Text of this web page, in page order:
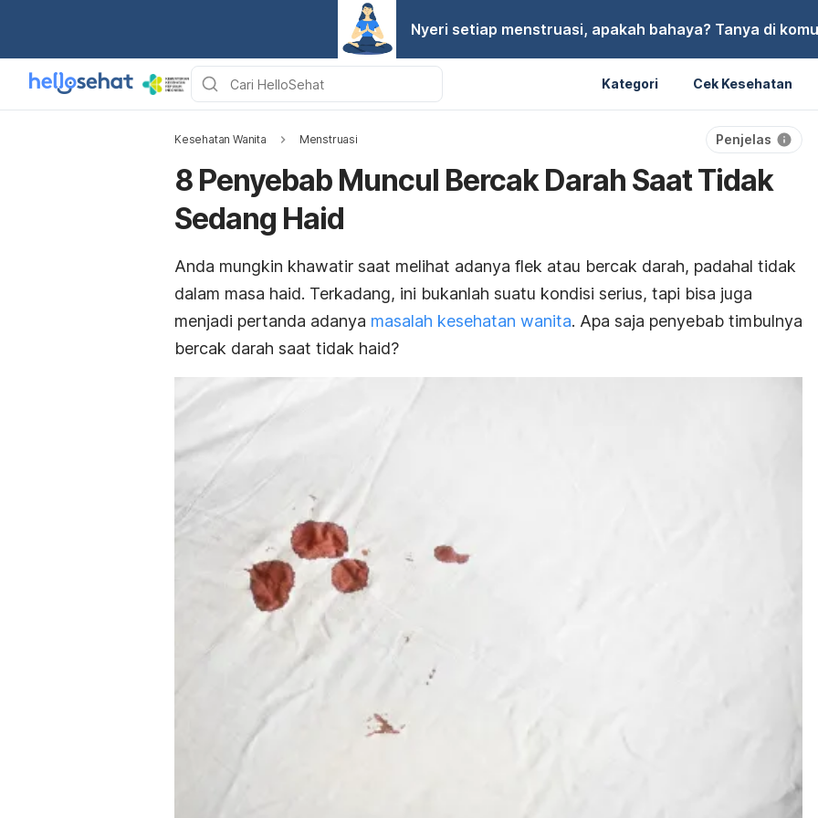
Nyeri setiap menstruasi, apakah bahaya? Tanya di
Kategori Cek Kesehatan
Kesehatan Wanita Menstruasi Penjelas
8 Penyebab Muncul Bercak Darah Saat Tidak
Sedang Haid
Anda mungkin khawatir saat melihat adanya flek atau bercak darah, padahal tidak
dalam masa haid. Terkadang, ini bukanlah suatu kondisi serius, tapi bisa juga
menjadi pertanda adanya masalah kesehatan wanita. Apa saja penyebab timbulnya
bercak darah saat tidak haid?